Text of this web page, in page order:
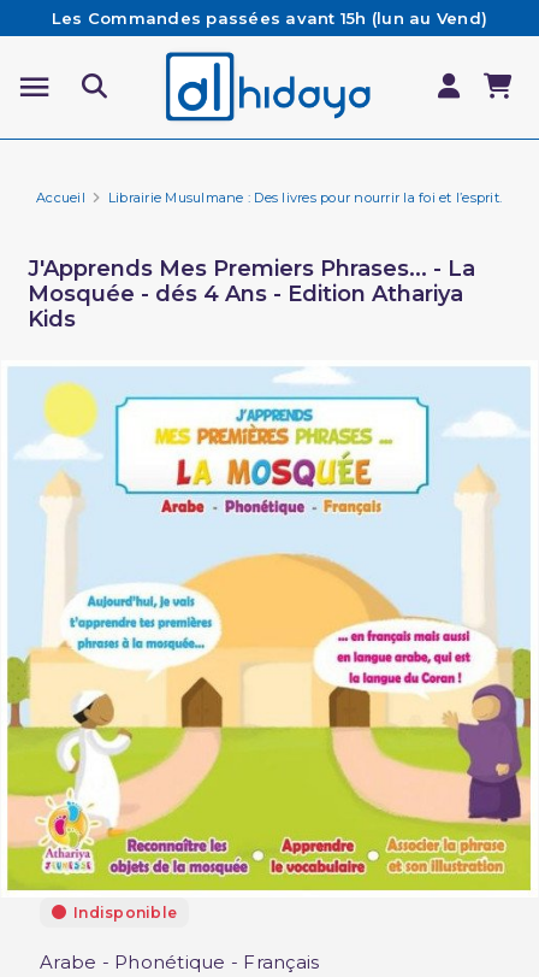
Les Commandes passées avant 15h (lun au Vend)
sont préparées et expédiées le jour même
Besoin d'aide ? Retrouvez notre FAQ
Livraison offerte à partir de 65€ d'achat*
Accueil Librairie Musulmane : Des livres pour nourrir la foi et l’esprit.
J'Apprends Mes Premiers Phrases... - La
Mosquée - dés 4 Ans - Edition Athariya
Kids
Indisponible
Arabe - Phonétique - Français